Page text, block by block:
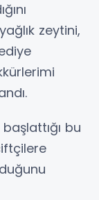
zeytini,
bu